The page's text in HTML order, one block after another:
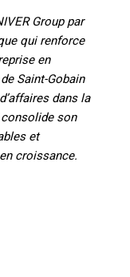
Group par
qui renforce
en
Saint-Gobain
dans la
son
et
croissance.